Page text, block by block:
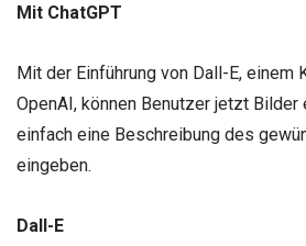
Mit ChatGPT
Mit der Einführung von Dall-E, einem
OpenAI, können Benutzer jetzt
einfach eine Beschreibung des
eingeben.
Dall-E